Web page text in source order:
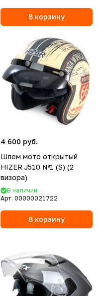
В корзину
4 600 руб.
Шлем мото открытый
HIZER J510 №1 (S) (2
визора)
В наличии
Арт. 00000021722
В корзину